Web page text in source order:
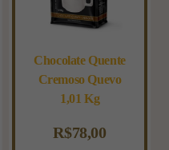
Chocolate Quente
Cremoso Quevo
1,01 Kg
R$78,00